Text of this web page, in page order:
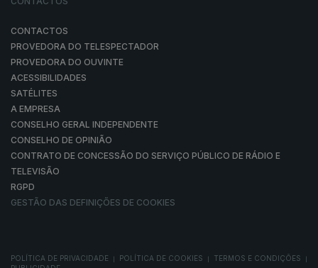
CONTACTOS
PROVEDORA DO TELESPECTADOR
PROVEDORA DO OUVINTE
ACESSIBILIDADES
SATÉLITES
A EMPRESA
CONSELHO GERAL INDEPENDENTE
CONSELHO DE OPINIÃO
CONTRATO DE CONCESSÃO DO SERVIÇO PÚBLICO DE RÁDIO E
TELEVISÃO
RGPD
GESTÃO DAS DEFINIÇÕES DE COOKIES
POLÍTICA DE PRIVACIDADE POLÍTICA DE COOKIES TERMOS E CONDIÇÕES